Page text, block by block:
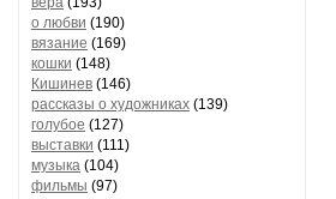
о любви (190)
вязание (169)
кошки (148)
Кишинев (146)
рассказы о художниках (139)
голубое (127)
выставки (111)
музыка (104)
фильмы (97)